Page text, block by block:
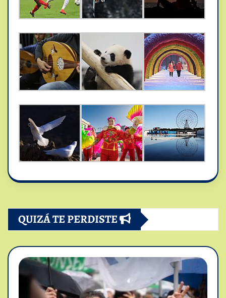
QUIZÁ TE PERDISTE